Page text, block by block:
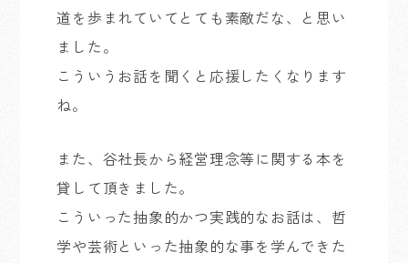
道を歩まれていてとても素敵だな、と思い
ました。
こういうお話を聞くと応援したくなります
ね。
また、谷社長から経営理念等に関する本を
貸して頂きました。
こういった抽象的かつ実践的なお話は、哲
学や芸術といった抽象的な事を学んできた